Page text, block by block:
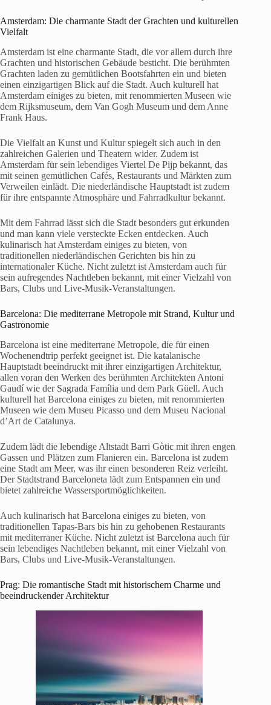
Amsterdam: Die charmante Stadt der Grachten und kulturellen
Vielfalt
Amsterdam ist eine charmante Stadt, die vor allem durch ihre
Grachten und historischen Gebäude besticht. Die berühmten
Grachten laden zu gemütlichen Bootsfahrten ein und bieten
einen einzigartigen Blick auf die Stadt. Auch kulturell hat
Amsterdam einiges zu bieten, mit renommierten Museen wie
dem Rijksmuseum, dem Van Gogh Museum und dem Anne
Frank Haus.
Die Vielfalt an Kunst und Kultur spiegelt sich auch in den
zahlreichen Galerien und Theatern wider. Zudem ist
Amsterdam für sein lebendiges Viertel De Pijp bekannt, das
mit seinen gemütlichen Cafés, Restaurants und Märkten zum
Verweilen einlädt. Die niederländische Hauptstadt ist zudem
für ihre entspannte Atmosphäre und Fahrradkultur bekannt.
Mit dem Fahrrad lässt sich die Stadt besonders gut erkunden
und man kann viele versteckte Ecken entdecken. Auch
kulinarisch hat Amsterdam einiges zu bieten, von
traditionellen niederländischen Gerichten bis hin zu
internationaler Küche. Nicht zuletzt ist Amsterdam auch für
sein aufregendes Nachtleben bekannt, mit einer Vielzahl von
Bars, Clubs und Live-Musik-Veranstaltungen.
Barcelona: Die mediterrane Metropole mit Strand, Kultur und
Gastronomie
Barcelona ist eine mediterrane Metropole, die für einen
Wochenendtrip perfekt geeignet ist. Die katalanische
Hauptstadt beeindruckt mit ihrer einzigartigen Architektur,
allen voran den Werken des berühmten Architekten Antoni
Gaudí wie der Sagrada Família und dem Park Güell. Auch
kulturell hat Barcelona einiges zu bieten, mit renommierten
Museen wie dem Museu Picasso und dem Museu Nacional
d’Art de Catalunya.
Zudem lädt die lebendige Altstadt Barri Gòtic mit ihren engen
Gassen und Plätzen zum Flanieren ein. Barcelona ist zudem
eine Stadt am Meer, was ihr einen besonderen Reiz verleiht.
Der Stadtstrand Barceloneta lädt zum Entspannen ein und
bietet zahlreiche Wassersportmöglichkeiten.
Auch kulinarisch hat Barcelona einiges zu bieten, von
traditionellen Tapas-Bars bis hin zu gehobenen Restaurants
mit mediterraner Küche. Nicht zuletzt ist Barcelona auch für
sein lebendiges Nachtleben bekannt, mit einer Vielzahl von
Bars, Clubs und Live-Musik-Veranstaltungen.
Prag: Die romantische Stadt mit historischem Charme und
beeindruckender Architektur